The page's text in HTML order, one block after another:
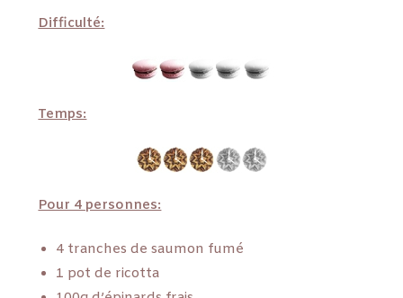
Difficulté:
Temps:
Pour 4 personnes:
4 tranches de saumon fumé
1 pot de ricotta